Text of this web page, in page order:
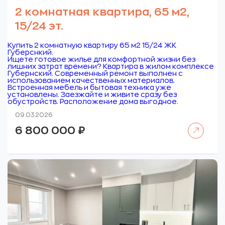
2 комнатная квартира, 65 м2,
15/24 эт.
Купить 2 комнатную квартиру 65 м2 15/24 ЖК
Губерснкий.
Ищете готовое жилье для комфортной жизни без
лишних затрат времени? Квартира в жилом комплексе
Губернский. Современный ремонт выполнен с
использованием качественных материалов.
Встроенная мебель и бытовая техника уже
установлены. Заезжайте и живите сразу без
обустройств. Расположение дома выгодное.
09.03.2026
6 800 000 ₽